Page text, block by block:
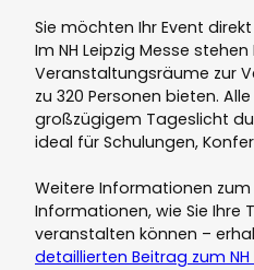
Sie möchten Ihr Event
Im NH Leipzig Messe stehen
Veranstaltungsräume zur
zu 320 Personen bieten.
großzügigem Tageslicht
ideal für Schulungen,
Weitere Informationen
Informationen, wie Sie Ihre
veranstalten können –
detaillierten Beitrag zum NH